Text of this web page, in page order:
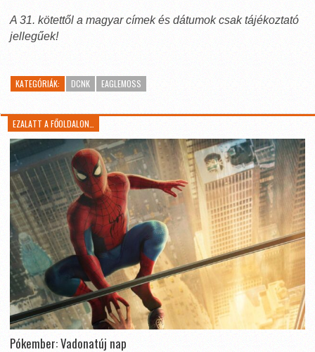
A 31. kötettől a magyar címek és dátumok csak tájékoztató
jellegűek!
KATEGÓRIÁK: DCNK EAGLEMOSS
EZALATT A FŐOLDALON…
Pókember: Vadonatúj nap